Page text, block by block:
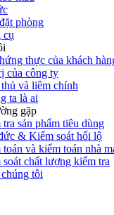
phòng
cụ
thực của khách
của công ty
và liêm chính
ta là ai
gặp
sản phẩm tiêu dùng
& Kiểm soát hối lộ
và kiểm toán nhà
chất lượng kiểm tra
tôi